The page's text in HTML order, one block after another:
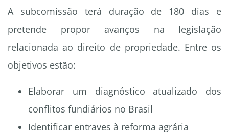
A subcomissão terá duração de 180 dias e
pretende propor avanços na legislação
relacionada ao direito de propriedade. Entre os
objetivos estão:
Elaborar um diagnóstico atualizado dos
conflitos fundiários no Brasil
Identificar entraves à reforma agrária